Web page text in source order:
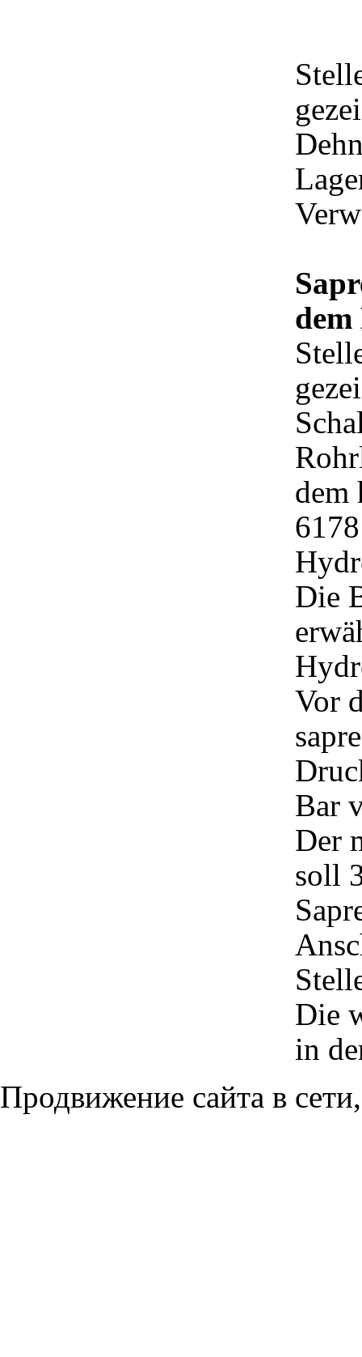
dem
Die
Vor
Bar
Der
soll
Die
in
Продвижение сайта в